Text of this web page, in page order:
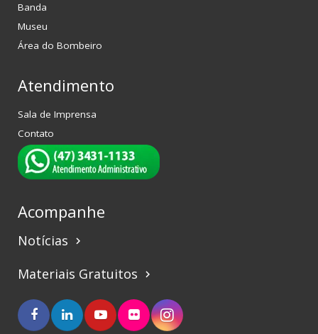
Banda
Museu
Área do Bombeiro
Atendimento
Sala de Imprensa
Contato
Acompanhe
Notícias keyboard_arrow_right
Materiais Gratuitos keyboard_arrow_right